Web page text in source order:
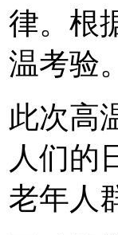
律。根
温考验。
此次高
人们的
老年人